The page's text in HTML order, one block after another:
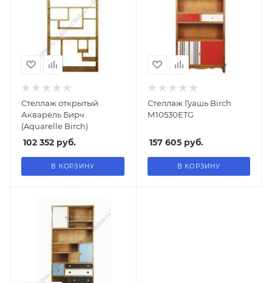
Стеллаж открытый
Акварель Бирч
(Aquarelle Birch)
102 352 руб.
В КОРЗИНУ
Стеллаж Гуашь Birch
М10530ETG
157 605руб.
В КОРЗИНУ